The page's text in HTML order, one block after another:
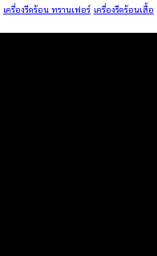
เครื่องรีดร้อน ทรานเฟอร์ เครื่องรีดร้อนเสื้อ